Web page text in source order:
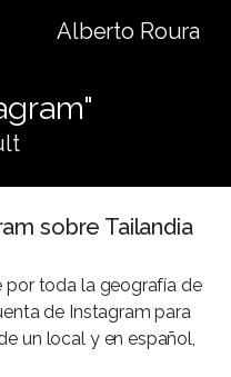
Alberto Roura
sobre Tailandia
por toda la geografía de
de Instagram para
un local y en español,